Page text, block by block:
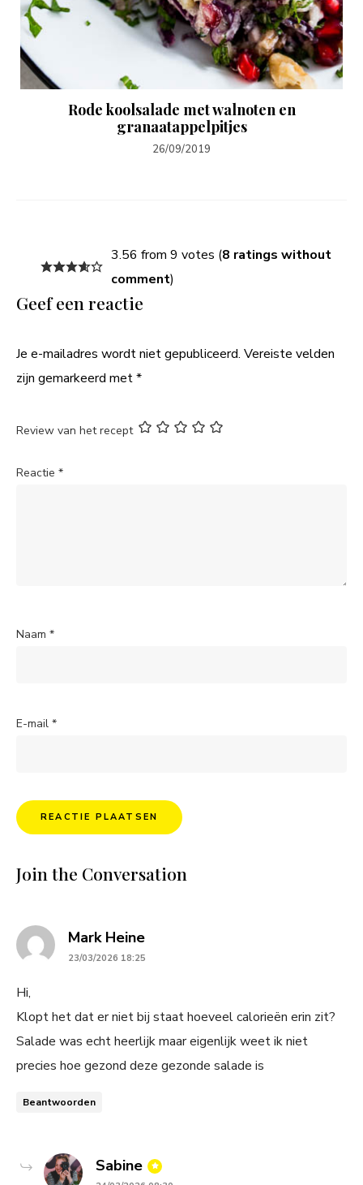
Rode koolsalade met walnoten en
granaatappelpitjes
26/09/2019
3.56 from 9 votes (8 ratings without
comment)
Geef een reactie
Je e-mailadres wordt niet gepubliceerd. Vereiste velden
zijn gemarkeerd met*
Review van het recept
Reactie *
Naam *
E-mail *
Join the Conversation
Mark Heinesays:
23/03/2026 18:25
Hi,
Klopt het dat er niet bij staat hoeveel calorieën erin zit?
Salade was echt heerlijk maar eigenlijk weet ik niet
precies hoe gezond deze gezonde salade is
Beantwoorden
Sabine says: